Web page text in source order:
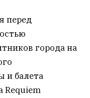
перед
города на
и балета
Requiem